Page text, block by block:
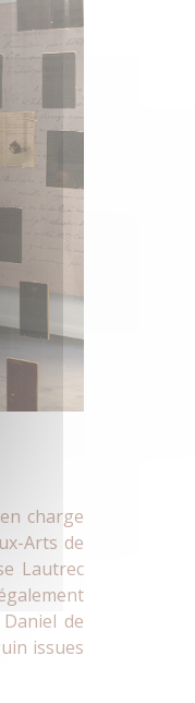
charge
Arts de
Lautrec
de
issues